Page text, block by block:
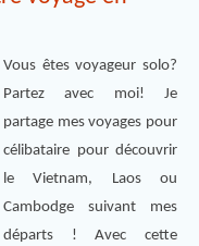
Vous êtes voyageur solo?
Partez avec moi! Je
partage mes voyages pour
célibataire pour découvrir
le Vietnam, Laos ou
Cambodge suivant mes
départs ! Avec cette